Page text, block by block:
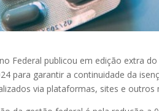
Federal publicou em edição extra
para garantir a continuidade da
via plataformas, sites e